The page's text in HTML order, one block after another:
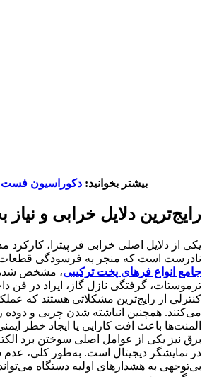
بیشتر بخوانید:دکوراسیون
رایج‌ترین دلایل خرابی و نیاز
یکی از دلایل اصلی خرابی فر پیتزا، کارکرد
نادرست است که منجر به فرسودگی
جامع انواع فرهای پخت ترکیبی، مشخص شده
ترموستات، گرفتگی نازل گاز، ایراد در فن
کنترلی از رایج‌ترین مشکلاتی هستند که
می‌کنند. همچنین انباشته شدن چربی و دوده
المنت‌ها باعث افت کارایی یا ایجاد خطر
برق نیز یکی از عوامل اصلی سوختن برد
در نمایشگر دیجیتال است. به‌طور کلی،
بی‌توجهی به هشدارهای اولیه دستگاه